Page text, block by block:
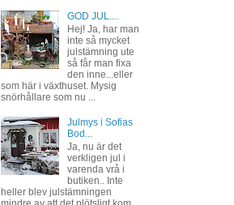
GOD JUL....
Hej! Ja, har man
inte så mycket
julstämning ute
så får man fixa
den inne...eller
som här i växthuset. Mysig
snörhållare som nu ...
Julmys i Sofias
Bod...
Ja, nu är det
verkligen jul i
varenda vrå i
butiken.. Inte
heller blev julstämningen